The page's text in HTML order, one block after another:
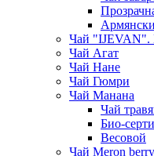
Чай "IJEVAN".
Чай Агат
Чай Нане
Чай Гюмри
Чай Манана
Чай
Био-
Весовой
Чай Meron berry